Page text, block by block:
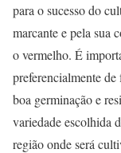
para o sucesso do
marcante e pela sua
o vermelho. É
preferencialmente
boa germinação e
variedade escolhida
região onde será